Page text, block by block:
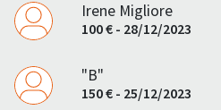
Irene Migliore
100 € - 28/12/2023
"B"
150 € - 25/12/2023